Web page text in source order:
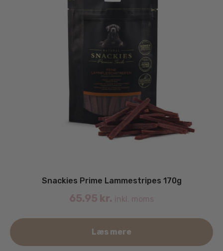
Snackies Prime Lammestripes 170g
65.95 kr. inkl. moms
Læs mere